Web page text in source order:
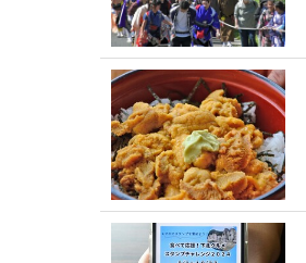
まつり・イベント
おみやげ・特産
道の駅・産直
アウトドア・レジャー
ご当地グルメ